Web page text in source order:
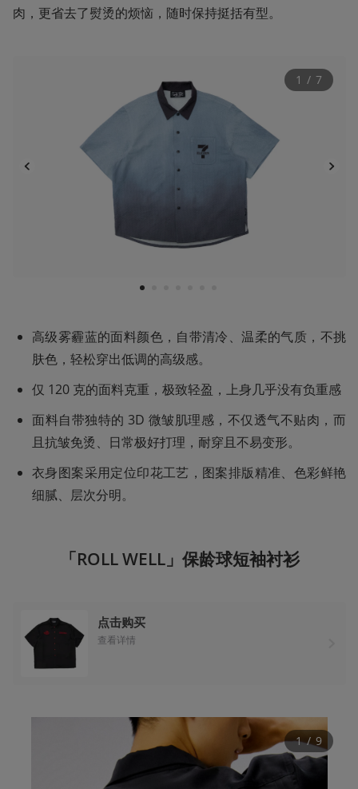
肉，更省去了熨烫的烦恼，随时保持挺括有型。
1
1 / 7
高级雾霾蓝的面料颜色，自带清冷、温柔的气质，不挑
肤色，轻松穿出低调的高级感。
仅 120 克的面料克重，极致轻盈，上身几乎没有负重感
面料自带独特的 3D 微皱肌理感，不仅透气不贴肉，而
且抗皱免烫、日常极好打理，耐穿且不易变形。
衣身图案采用定位印花工艺，图案排版精准、色彩鲜艳
细腻、层次分明。
「ROLL WELL」保龄球短袖衬衫
点击购买
查看详情
1 / 9